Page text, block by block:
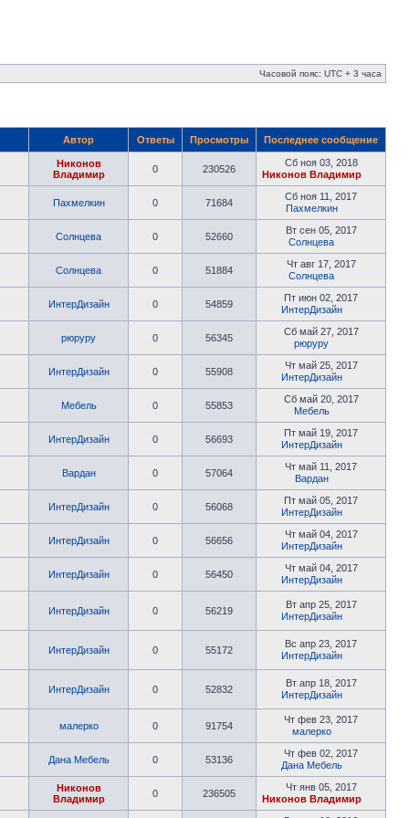
Часовой пояс: UTC + 3 часа
Автор Ответы Просмотры Последнее сообщение
Никонов
Владимир
0 230526
Сб ноя 03, 2018
Никонов Владимир
Пахмелкин 0 71684
Сб ноя 11, 2017
Пахмелкин
Солнцева 0 52660
Вт сен 05, 2017
Солнцева
Солнцева 0 51884
Чт авг 17, 2017
Солнцева
ИнтерДизайн 0 54859
Пт июн 02, 2017
ИнтерДизайн
рюруру 0 56345
Сб май 27, 2017
рюруру
ИнтерДизайн 0 55908
Чт май 25, 2017
ИнтерДизайн
Мебель 0 55853
Сб май 20, 2017
Мебель
ИнтерДизайн 0 56693
Пт май 19, 2017
ИнтерДизайн
Вардан 0 57064
Чт май 11, 2017
Вардан
ИнтерДизайн 0 56068
Пт май 05, 2017
ИнтерДизайн
ИнтерДизайн 0 56656
Чт май 04, 2017
ИнтерДизайн
ИнтерДизайн 0 56450
Чт май 04, 2017
ИнтерДизайн
ИнтерДизайн 0 56219
Вт апр 25, 2017
ИнтерДизайн
ИнтерДизайн 0 55172
Вс апр 23, 2017
ИнтерДизайн
ИнтерДизайн 0 52832
Вт апр 18, 2017
ИнтерДизайн
малерко 0 91754
Чт фев 23, 2017
малерко
Дана Мебель 0 53136
Чт фев 02, 2017
Дана Мебель
Никонов
Владимир
0 236505
Чт янв 05, 2017
Никонов Владимир